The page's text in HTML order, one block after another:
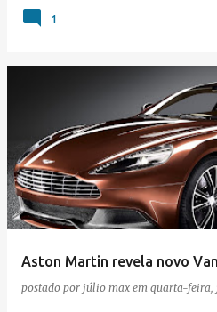
1
Aston Martin revela novo
postado por júlio max em quarta-feira,